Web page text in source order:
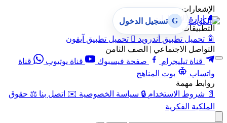
الإشعارات
تطبيق أندرويد  تحميل تطبيق آيفون
الاجتماعي | الصف الثامن
قناة تيليجرام
صفحة فيسبوك قناة يوتيوب
قناة
بوت المناهج
مهمة
الاستخدام 🔒 سياسة الخصوصية ✉️ اتصل بنا ⚖️ حقوق
الفكرية
G تسجيل الدخول